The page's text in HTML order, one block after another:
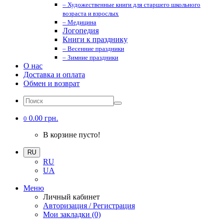
– Художественные книги для старшего школьного
возраста и взрослых
– Медицина
Логопедия
Книги к празднику
– Весенние праздники
– Зимние праздники
О нас
Доставка и оплата
Обмен и возврат
0 0.00 грн.
В корзине пусто!
RU
RU
UA
Меню
Личный кабинет
Авторизация / Регистрация
Мои закладки (0)